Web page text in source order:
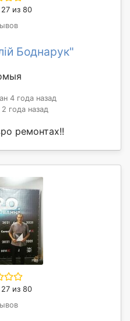
27 из 80
Боднарук"
4 года назад
года назад
ремонтах!!
27 из 80